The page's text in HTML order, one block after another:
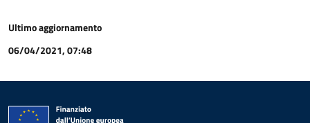
Ultimo aggiornamento
06/04/2021, 07:48